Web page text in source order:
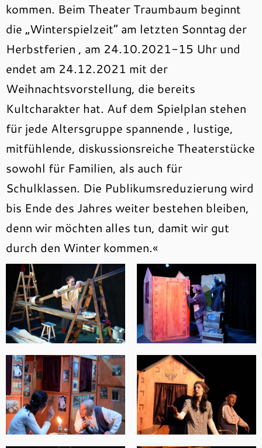
kommen. Beim Theater Traumbaum beginnt
die „Winterspielzeit“ am letzten Sonntag der
Herbstferien , am 24.10.2021-15 Uhr und
endet am 24.12.2021 mit der
Weihnachtsvorstellung, die bereits
Kultcharakter hat. Auf dem Spielplan stehen
für jede Altersgruppe spannende , lustige,
mitfühlende, diskussionsreiche Theaterstücke
sowohl für Familien, als auch für
Schulklassen. Die Publikumsreduzierung wird
bis Ende des Jahres weiter bestehen bleiben,
denn wir möchten alles tun, damit wir gut
durch den Winter kommen.«